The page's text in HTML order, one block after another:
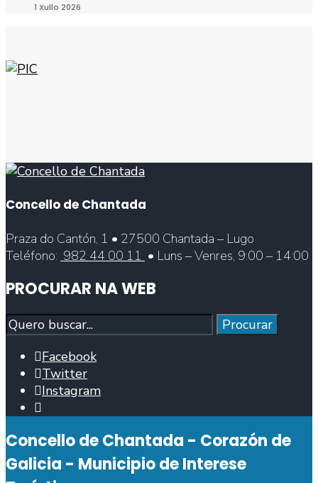
1 Xullo 2026
Concello de Chantada
Praza do Cantón, 1 • 27500 Chantada – Lugo
Teléfono: 982 44 00 11 • Luns – Venres, 9:00 – 14:00
PROCURAR NA WEB
Procurar
Procurar
Facebook
Twitter
Instagram
de
busca
Concello de Chantada - Corazón de
Galicia - Municipio de Interese